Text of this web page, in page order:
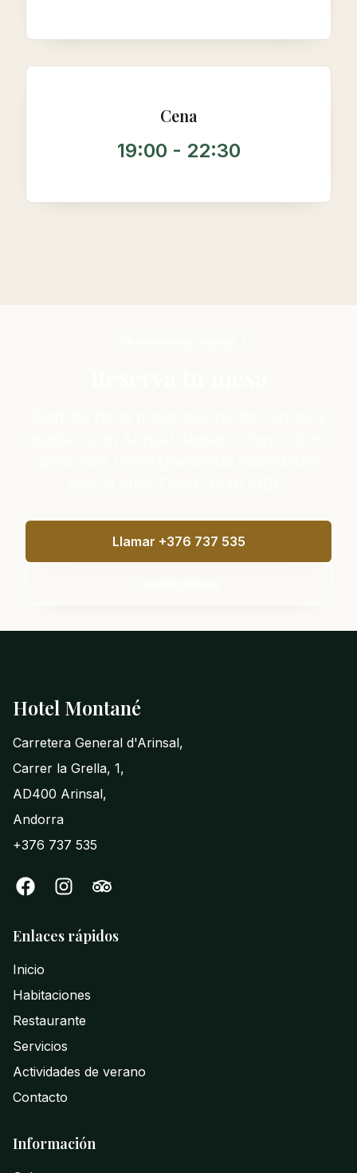
Cena
19:00 - 22:30
Llamar +376 737 535
Hotel Montané
Carretera General d'Arinsal,
Carrer la Grella, 1,
AD400 Arinsal,
Andorra
+376 737 535
Enlaces rápidos
Inicio
Habitaciones
Restaurante
Servicios
Actividades de verano
Contacto
Información